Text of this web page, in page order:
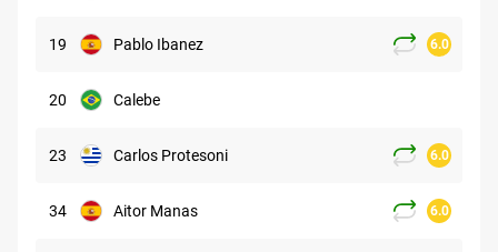
19 Pablo Ibanez 6.0
20 Calebe
23 Carlos Protesoni 6.0
34 Aitor Manas 6.0